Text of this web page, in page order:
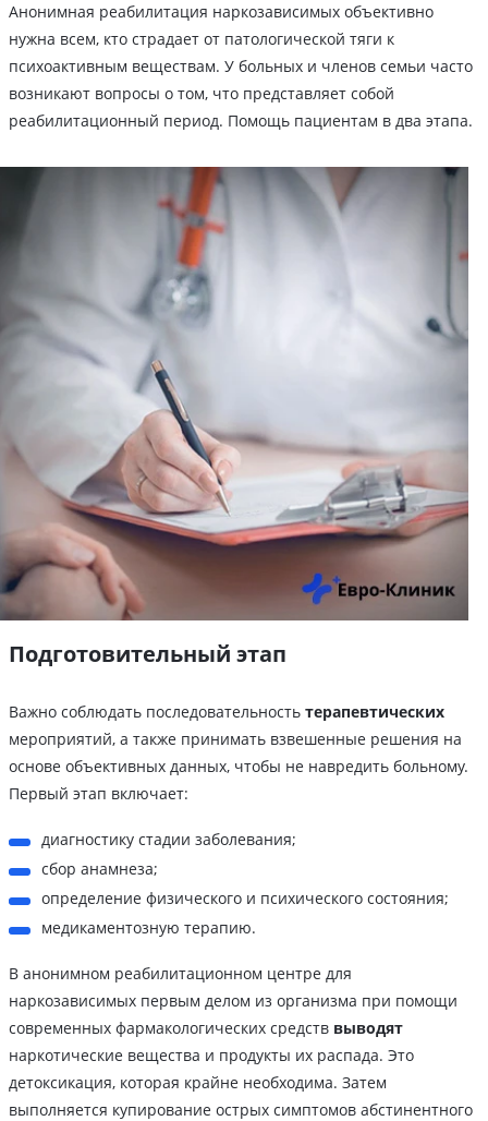
Анонимная реабилитация наркозависимых объективно
нужна всем, кто страдает от патологической тяги к
психоактивным веществам. У больных и членов семьи часто
возникают вопросы о том, что представляет собой
реабилитационный период. Помощь пациентам в два этапа.
Подготовительный этап
Важно соблюдать последовательность терапевтических
мероприятий, а также принимать взвешенные решения на
основе объективных данных, чтобы не навредить больному.
Первый этап включает:
диагностику стадии заболевания;
сбор анамнеза;
определение физического и психического состояния;
медикаментозную терапию.
В анонимном реабилитационном центре для
наркозависимых первым делом из организма при помощи
современных фармакологических средств выводят
наркотические вещества и продукты их распада. Это
детоксикация, которая крайне необходима. Затем
выполняется купирование острых симптомов абстинентного